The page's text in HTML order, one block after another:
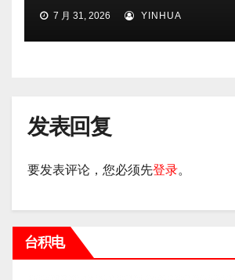
7 月 31, 2026 YINHUA
发表回复
要发表评论，您必须先登录。
台积电